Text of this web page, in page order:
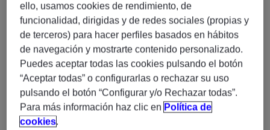
asegurando la correcta ejecución de los ciclos de
mercado y colaborando en resolución de incidencias.
Responsabilidades:
Monitorización diaria de procesos de contratación,
compensación y liquidación.
• Gestión de incidencias operativas con clientes y
contrapartidas.
• Seguimiento de fallos de liquidación.
ello, usamos cookies de rendimiento, de
funcionalidad, dirigidas y de redes sociales (propias y
de terceros) para hacer perfiles basados en hábitos
de navegación y mostrarte contenido personalizado.
Puedes aceptar todas las cookies pulsando el botón
“Aceptar todas” o configurarlas o rechazar su uso
pulsando el botón “Configurar y/o Rechazar todas”.
Para más información haz clic en Política de
cookies.